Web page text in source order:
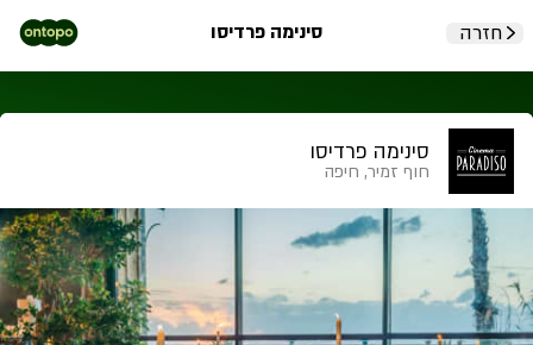
חזרה סינימה פרדיסו
סינימה פרדיסו
חוף זמיר, חיפה